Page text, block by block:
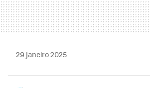
29 janeiro 2025